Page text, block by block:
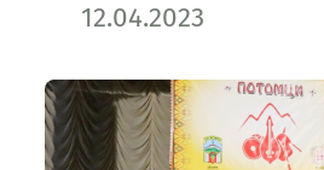
12.04.2023